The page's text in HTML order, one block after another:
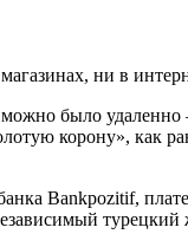
ни в
было
корону», как
Bankpozitif,